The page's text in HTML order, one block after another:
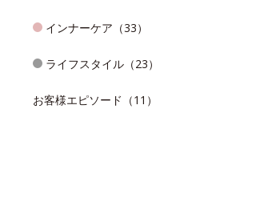
インナーケア（33）
ライフスタイル（23）
お客様エピソード（11）